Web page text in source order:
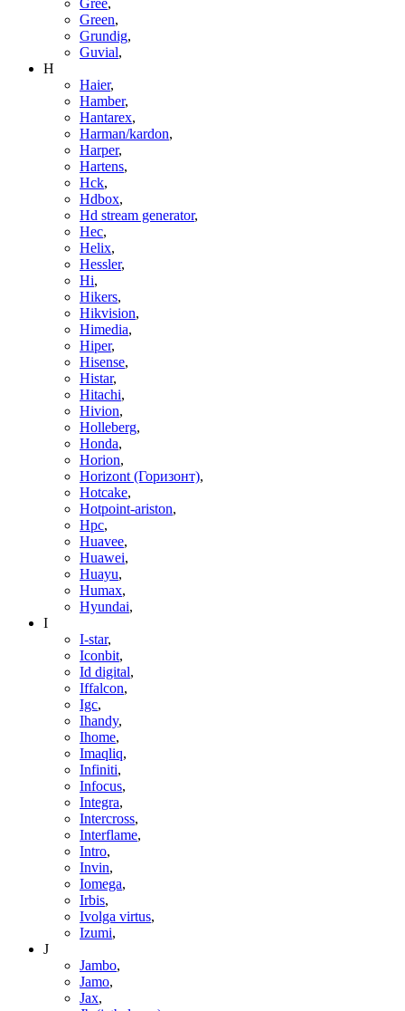
Green,
Grundig,
Guvial,
H
Haier,
Hamber,
Hantarex,
Harman/kardon,
Harper,
Hartens,
Hck,
Hdbox,
Hd stream generator,
Hec,
Helix,
Hessler,
Hi,
Hikers,
Hikvision,
Himedia,
Hiper,
Hisense,
Histar,
Hitachi,
Hivion,
Holleberg,
Honda,
Horion,
Horizont (Горизонт),
Hotcake,
Hotpoint-ariston,
Hpc,
Huavee,
Huawei,
Huayu,
Humax,
Hyundai,
I
I-star,
Iconbit,
Id digital,
Iffalcon,
Igc,
Ihandy,
Ihome,
Imaqliq,
Infiniti,
Infocus,
Integra,
Intercross,
Interflame,
Intro,
Invin,
Iomega,
Irbis,
Ivolga virtus,
Izumi,
J
Jambo,
Jamo,
Jax,